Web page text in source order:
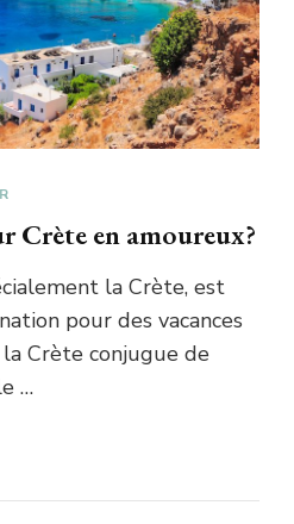
Crète en amoureux?
la Crète, est
pour des vacances
Crète conjugue de
…